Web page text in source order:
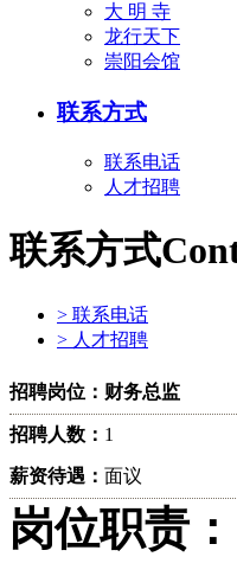
大 明 寺
龙行天下
崇阳会馆
联系方式
联系电话
人才招聘
联系方式
> 联系电话
> 人才招聘
招聘岗位：财务总监
招聘人数： 1
薪资待遇： 面议
岗位职责：